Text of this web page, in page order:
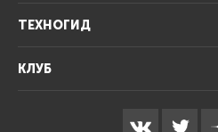
ТЕХНОГИД
КЛУБ